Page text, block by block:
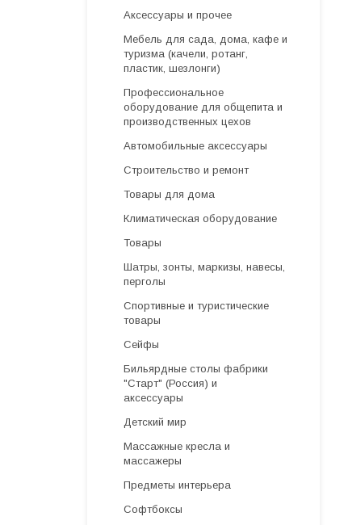
Аксессуары и прочее
Мебель для сада, дома, кафе и
туризма (качели, ротанг,
пластик, шезлонги)
Профессиональное
оборудование для общепита и
производственных цехов
Автомобильные аксессуары
Строительство и ремонт
Товары для дома
Климатическая оборудование
Товары
Шатры, зонты, маркизы, навесы,
перголы
Спортивные и туристические
товары
Сейфы
Бильярдные столы фабрики
"Cтарт" (Россия) и
аксессуары
Детский мир
Массажные кресла и
массажеры
Предметы интерьера
Софтбоксы